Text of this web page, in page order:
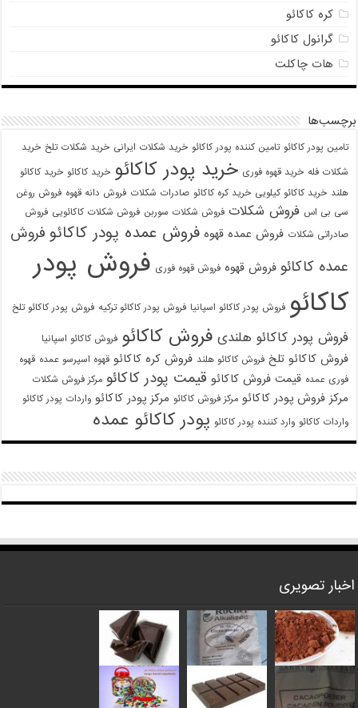
کره کاکائو
گرانول کاکائو
هات چاکلت
برچسب‌ها
تامین پودر کاکائو تامین کننده پودر کاکائو خرید شکلات ایرانی خرید شکلات تلخ خرید
شکلات فله خرید قهوه فوری خرید پودر کاکائو خرید کاکائو خرید کاکائو
هلند خرید کاکائو کیلویی خرید کره کاکائو صادرات شکلات فروش دانه قهوه فروش روغن
سی بی اس فروش شکلات فروش شکلات سوربن فروش شکلات کاکائویی فروش
صادراتی شکلات فروش عمده قهوه فروش عمده پودر کاکائو فروش
عمده کاکائو فروش قهوه فروش قهوه فوری فروش پودر
کاکائو فروش پودر کاکائو اسپانیا فروش پودر کاکائو ترکیه فروش پودر کاکائو تلخ
فروش پودر کاکائو هلندی فروش کاکائو فروش کاکائو اسپانیا
فروش کاکائو تلخ فروش کاکائو هلند فروش کره کاکائو قهوه اسپرسو عمده قهوه
فوری عمده قیمت فروش کاکائو قیمت پودر کاکائو مرکز فروش شکلات
مرکز فروش پودر کاکائو مرکز فروش کاکائو مرکز پودر کاکائو واردات پودر کاکائو
واردات کاکائو وارد کننده پودر کاکائو پودر کاکائو عمده
اخبار تصویری